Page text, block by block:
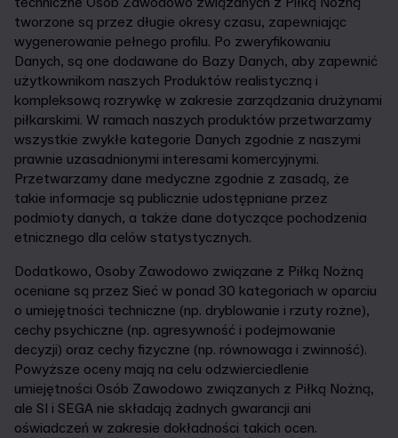
tworzone są przez długie okresy czasu, zapewniając
wygenerowanie pełnego profilu. Po zweryfikowaniu
Danych, są one dodawane do Bazy Danych, aby zapewnić
użytkownikom naszych Produktów realistyczną i
kompleksową rozrywkę w zakresie zarządzania drużynami
piłkarskimi. W ramach naszych produktów przetwarzamy
wszystkie zwykłe kategorie Danych zgodnie z naszymi
prawnie uzasadnionymi interesami komercyjnymi.
Przetwarzamy dane medyczne zgodnie z zasadą, że
takie informacje są publicznie udostępniane przez
podmioty danych, a także dane dotyczące pochodzenia
etnicznego dla celów statystycznych.
Dodatkowo, Osoby Zawodowo związane z Piłką Nożną
oceniane są przez Sieć w ponad 30 kategoriach w oparciu
o umiejętności techniczne (np. dryblowanie i rzuty rożne),
cechy psychiczne (np. agresywność i podejmowanie
decyzji) oraz cechy fizyczne (np. równowaga i zwinność).
Powyższe oceny mają na celu odzwierciedlenie
umiejętności Osób Zawodowo związanych z Piłką Nożną,
ale SI i SEGA nie składają żadnych gwarancji ani
oświadczeń w zakresie dokładności takich ocen.